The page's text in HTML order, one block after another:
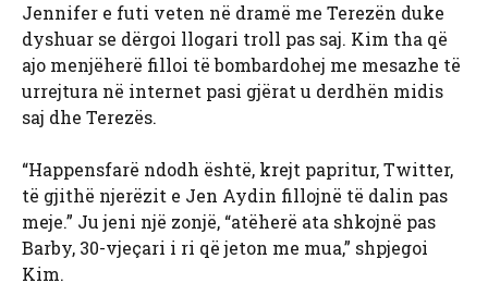
Jennifer e futi veten në dramë me Terezën duke
dyshuar se dërgoi llogari troll pas saj. Kim tha që
ajo menjëherë filloi të bombardohej me mesazhe të
urrejtura në internet pasi gjërat u derdhën midis
saj dhe Terezës.
“Happensfarë ndodh është, krejt papritur, Twitter,
të gjithë njerëzit e Jen Aydin fillojnë të dalin pas
meje.” Ju jeni një zonjë, “atëherë ata shkojnë pas
Barby, 30-vjeçari i ri që jeton me mua,” shpjegoi
Kim.